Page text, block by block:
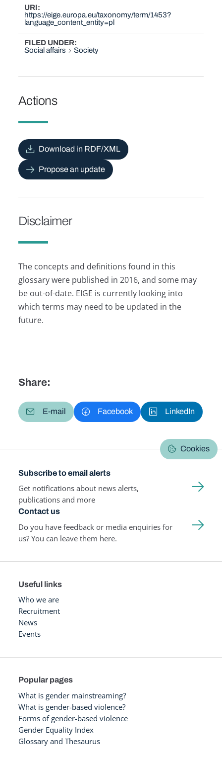
URI
https://eige.europa.eu/taxonomy/term/1453?
language_content_entity=pl
FILED UNDER
Social affairs
Society
Actions
Download in RDF/XML
Propose an update
Disclaimer
The concepts and definitions found in this
glossary were published in 2016, and some may
be out-of-date. EIGE is currently looking into
which terms may need to be updated in the
future.
Share:
E-mail Facebook LinkedIn
Cookies
Subscribe to email alerts
Get notifications about news alerts,
publications and more
Contact us
Do you have feedback or media enquiries for
us? You can leave them here.
Useful links
Who we are
Recruitment
News
Events
Popular pages
What is gender mainstreaming?
What is gender-based violence?
Forms of gender-based violence
Gender Equality Index
Glossary and Thesaurus